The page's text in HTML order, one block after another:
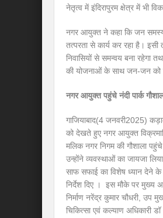
नेतृत्व में इंदिरापुरम क्षेत्र में भी
नगर आयुक्त ने कहा कि जन
तत्परता से कार्य कर रहा है।
निवासियों से समन्वय बना रहेगा
की योजनाओं के साथ जन-जन को
नगर आयुक्त पहुंचे नंदी पार्क
गाजियाबाद(4 जनवरी2025)
को देखते हुए नगर आयुक्त
मलिक नगर निगम की गौशाला
उन्होंने व्यवस्थाओं का जायजा
साफ सफाई का विशेष ध्यान देने
निर्देश दिए । इस मौके पर मुख्य
निर्माण नरेंद्र कुमार चौधरी, उप
चिकित्सा एवं कल्याण अधिकारी